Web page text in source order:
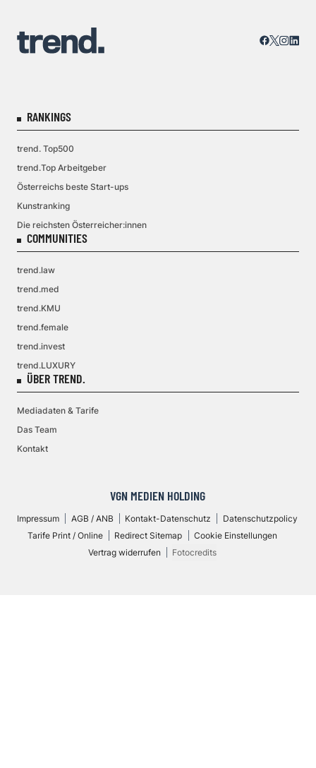
RANKINGS
trend. Top500
trend.Top Arbeitgeber
Österreichs beste Start-ups
Kunstranking
Die reichsten Österreicher:innen
COMMUNITIES
trend.law
trend.med
trend.KMU
trend.female
trend.invest
trend.LUXURY
ÜBER TREND.
Mediadaten & Tarife
Das Team
Kontakt
VGN MEDIEN HOLDING
Impressum AGB / ANB Kontakt-Datenschutz
Datenschutzpolicy
Tarife Print / Online
Redirect Sitemap
Cookie Einstellungen
Vertrag widerrufen
Fotocredits